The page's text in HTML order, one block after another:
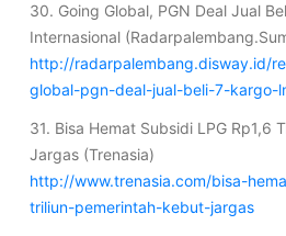
30. Going Global, PGN Deal Jual
Internasional
http://radarpalembang.disway.id/
global-pgn-deal-jual-beli-7-kargo-
31. Bisa Hemat Subsidi LPG Rp1,6
Jargas (Trenasia)
http://www.trenasia.com/bisa-
triliun-pemerintah-kebut-jargas